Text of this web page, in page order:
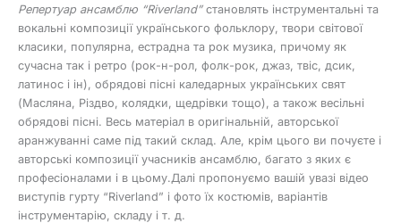
Репертуар ансамблю “Riverland”становлять інструментальні та
вокальні композиції українського фольклору, твори світової
класики, популярна, естрадна та рок музика, причому як
сучасна так і ретро (рок-н-рол, фолк-рок, джаз, твіс, дсик,
латинос і ін), обрядові пісні каледарных українських свят
(Масляна, Різдво, колядки, щедрівки тощо), а також весільні
обрядові пісні. Весь матеріал в оригінальній, авторської
аранжуванні саме під такий склад. Але, крім цього ви почуєте і
авторські композиції учасників ансамблю, багато з яких є
професіоналами і в цьому.Далі пропонуємо вашій увазі відео
виступів гурту “Riverland” і фото їх костюмів, варіантів
інструментарію, складу і т. д.